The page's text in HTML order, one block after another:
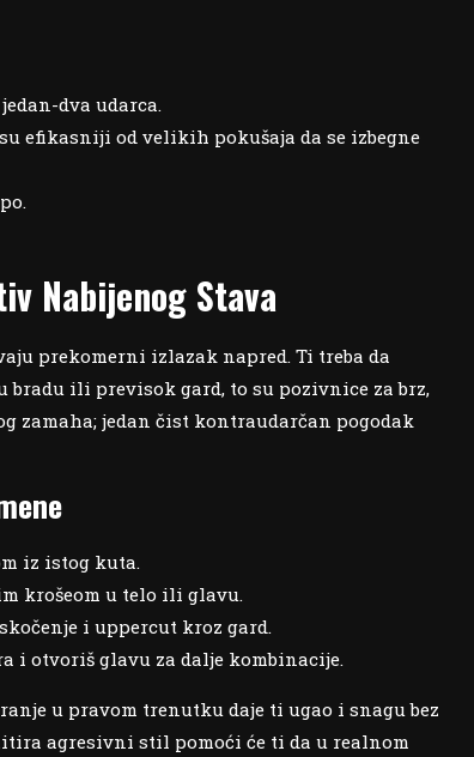
dva udarca.
efikasniji od velikih pokušaja da se izbegne
Nabijenog Stava
prekomerni izlazak napred. Ti treba da
ili previsok gard, to su pozivnice za brz,
zamaha; jedan čist kontraudarčan pogodak
iz istog kuta.
krošeom u telo ili glavu.
i uppercut kroz gard.
i otvoriš glavu za dalje kombinacije.
u pravom trenutku daje ti ugao i snagu bez
agresivni stil pomoći će ti da u realnom